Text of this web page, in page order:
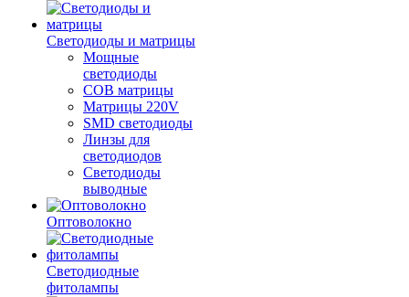
Светодиоды и матрицы
Мощные
светодиоды
COB матрицы
Матрицы 220V
SMD светодиоды
Линзы для
светодиодов
Светодиоды
выводные
Оптоволокно
Светодиодные
фитолампы